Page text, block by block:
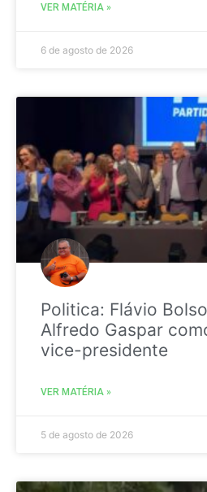
VER MATÉRIA »
6 de agosto de 2026
Politica: Flávio
Alfredo Gaspar
vice-presidente
VER MATÉRIA »
5 de agosto de 2026